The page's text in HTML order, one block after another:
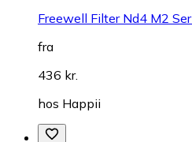
Freewell Filter Nd4 M2
fra
436 kr.
hos Happii